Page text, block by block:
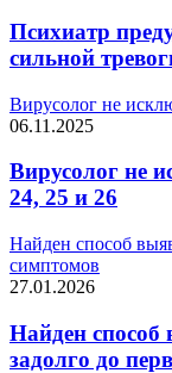
Психиатр
сильной
Вирусолог не
06.11.2025
Вирусолог не
24, 25 и 26
Найден способ
симптомов
27.01.2026
Найден способ
задолго до